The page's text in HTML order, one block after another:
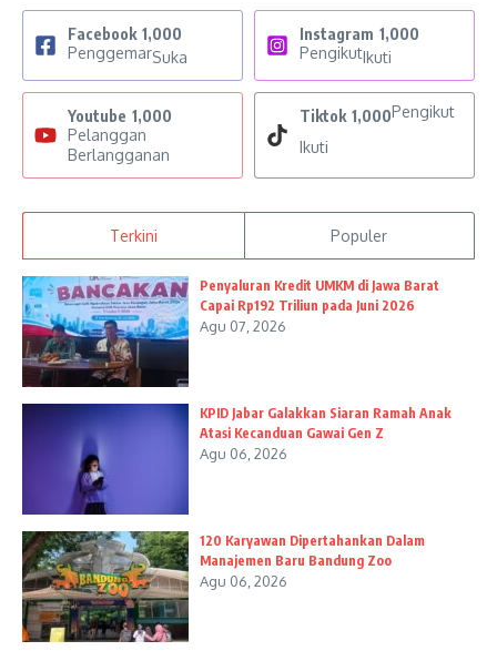
Facebook 1,000
PenggemarSuka
Instagram 1,000
PengikutIkuti
Youtube 1,000
Pelanggan
Berlangganan
Tiktok 1,000Pengikut
Ikuti
Terkini Populer
Penyaluran Kredit UMKM di Jawa Barat
Capai Rp192 Triliun pada Juni 2026
Agu 07, 2026
KPID Jabar Galakkan Siaran Ramah Anak
Atasi Kecanduan Gawai Gen Z
Agu 06, 2026
120 Karyawan Dipertahankan Dalam
Manajemen Baru Bandung Zoo
Agu 06, 2026